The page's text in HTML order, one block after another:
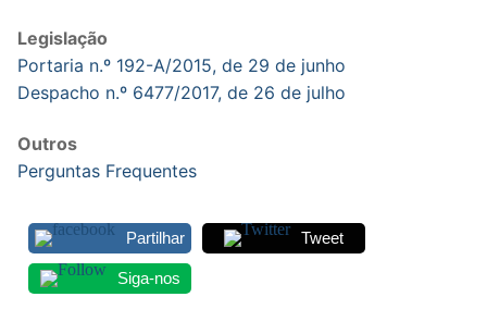
Área de Sócios
Revista Intervir
Legislação
Portaria n.º 192-A/2015, de 29 de junho
Despacho n.º 6477/2017, de 26 de julho
Outros
Perguntas Frequentes
Partilhar Tweet
Siga-nos